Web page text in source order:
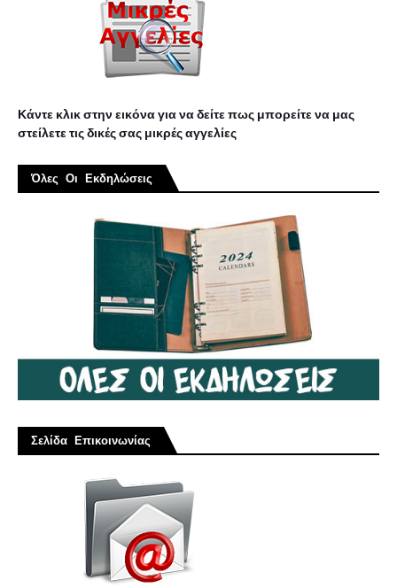
Κάντε κλικ στην εικόνα για να δείτε πως μπορείτε να μας
στείλετε τις δικές σας μικρές αγγελίες
Όλες Οι Εκδηλώσεις
Σελίδα Επικοινωνίας